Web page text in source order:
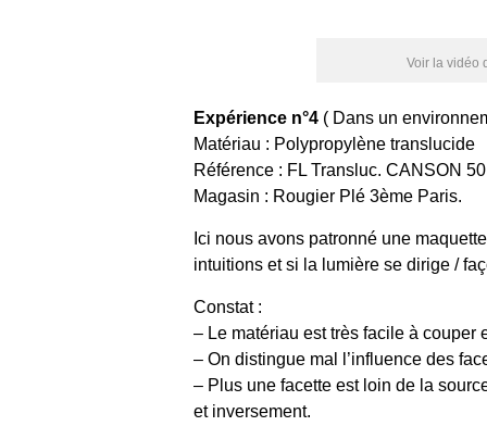
Voir la vidéo
Expérience n°4( Dans un
Matériau : Polypropylène translucide
Référence : FL Transluc. CANSON
Magasin : Rougier Plé 3ème Paris.
Ici nous avons patronné une
intuitions et si la lumière se dirige /
Constat :
– Le matériau est très facile à couper
– On distingue mal l’influence des
– Plus une facette est loin de la
et inversement.